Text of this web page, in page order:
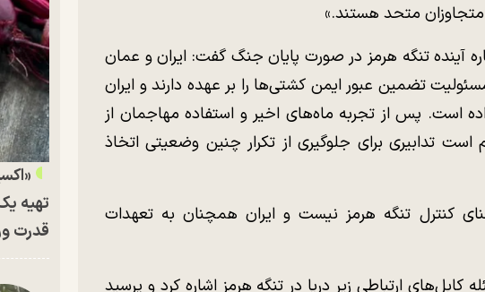
متجاوزان متحد هستند.»
آینده تنگه هرمز در صورت پایان جنگ گفت: ایران و عمان
تضمین عبور ایمن کشتی‌ها را بر عهده دارند و ایران
است. پس از تجربه ماه‌های اخیر و استفاده مهاجمان از
است تدابیری برای جلوگیری از تکرار چنین وضعیتی اتخاذ
کنترل تنگه هرمز نیست و ایران همچنان به تعهدات
کابل‌های ارتباطی زیر دریا در تنگه هرمز اشاره کرد و پرسید
تهیه
قدرت